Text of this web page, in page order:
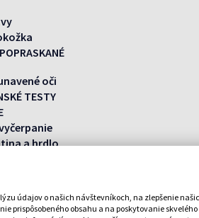
údajov o našich návštevníkoch, na zlepšenie
prispôsobeného obsahu a na poskytovanie skvelého
oči
TESTY
a hrdlo
lesku
a